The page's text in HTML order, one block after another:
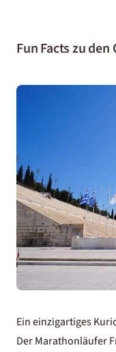
Fun Facts zu
Ein einzigartiges
Der Marathonläufer